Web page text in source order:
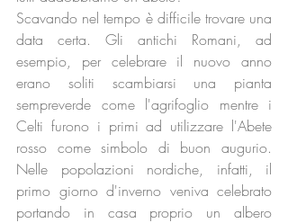
Scavando nel tempo è difficile trovare una
data certa. Gli antichi Romani, ad
esempio, per celebrare il nuovo anno
erano soliti scambiarsi una pianta
sempreverde come l'agrifoglio mentre i
Celti furono i primi ad utilizzare l'Abete
rosso come simbolo di buon augurio.
Nelle popolazioni nordiche, infatti, il
primo giorno d'inverno veniva celebrato
portando in casa proprio un albero